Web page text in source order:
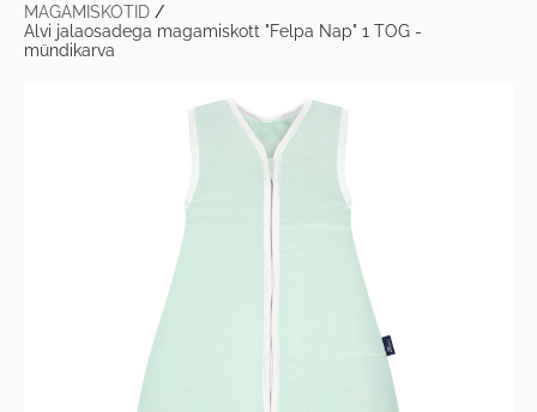
MAGAMISKOTID /
Alvi jalaosadega magamiskott "Felpa Nap" 1 TOG -
mündikarva